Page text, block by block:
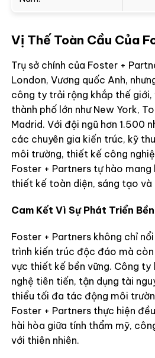
Vị Thế Toàn Cầu Của
Trụ sở chính của Foster +
London, Vương quốc Anh,
công ty trải rộng khắp thế
thành phố lớn như New York,
Madrid. Với đội ngũ hơn 1.500
các chuyên gia kiến trúc, kỹ
môi trường, thiết kế công
Foster + Partners tự hào mang
thiết kế toàn diện, sáng tạo và
Cam Kết Vì Sự Phát Triển
Foster + Partners không chỉ
trình kiến trúc độc đáo mà
vực thiết kế bền vững. Công ty
nghệ tiên tiến, tận dụng tài
thiểu tối đa tác động môi
Foster + Partners thực hiện
hài hòa giữa tính thẩm mỹ,
với thiên nhiên.